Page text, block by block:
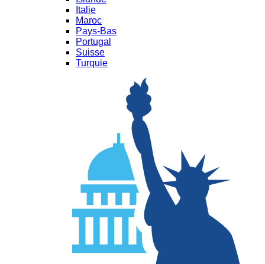
Italie
Maroc
Pays-Bas
Portugal
Suisse
Turquie